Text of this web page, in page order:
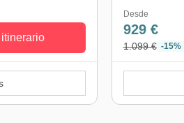
Desde
929 €
1.099 € -15%